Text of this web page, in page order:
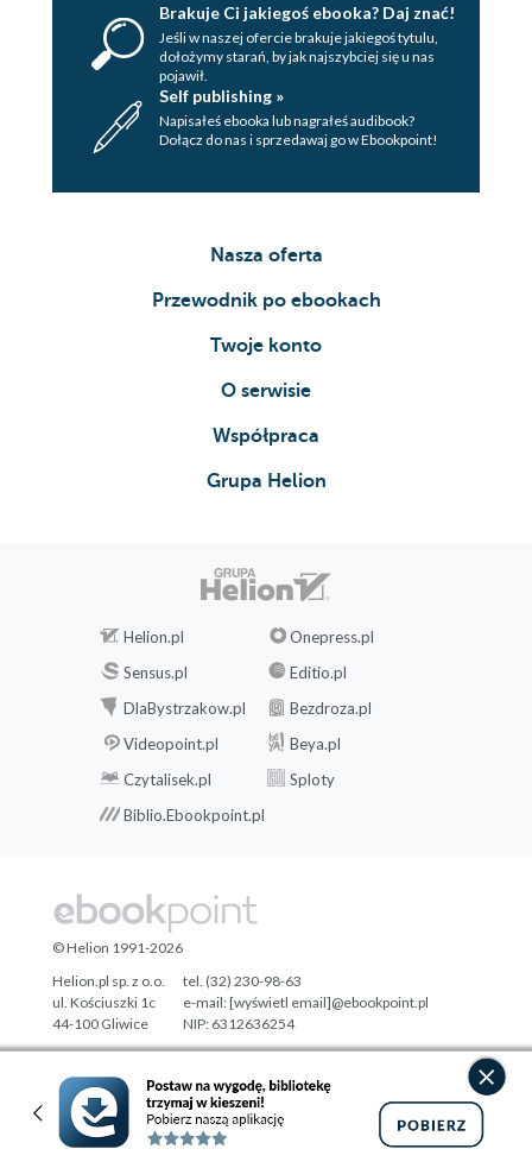
Brakuje Ci jakiegoś ebooka? Daj znać!
Jeśli w naszej ofercie brakuje jakiegoś tytulu,
dołożymy starań, by jak najszybciej się u nas
pojawił.
Self publishing »
Napisałeś ebooka lub nagrałeś audibook?
Dołącz do nas i sprzedawaj go w Ebookpoint!
Nasza oferta
Przewodnik po ebookach
Twoje konto
O serwisie
Współpraca
Grupa Helion
Helion.pl
Onepress.pl
Sensus.pl
Editio.pl
DlaBystrzakow.pl
Bezdroza.pl
Videopoint.pl
Beya.pl
Czytalisek.pl
Sploty
Biblio.Ebookpoint.pl
Designed with ♥ byTonik.pl
© Helion 1991-2026
Helion.pl sp. z o.o.
ul. Kościuszki 1c
44-100 Gliwice
tel. (32) 230-98-63
e-mail:[wyświetl email]@ebookpoint.pl
NIP: 6312636254
Regon: 241989027
Pełna wersja strony »